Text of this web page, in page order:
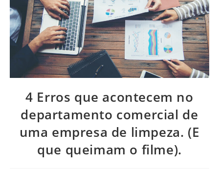
4 Erros que acontecem no
departamento comercial de
uma empresa de limpeza. (E
que queimam o filme).